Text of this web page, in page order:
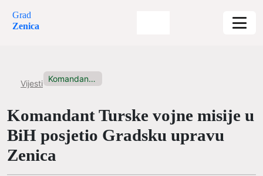
Grad
Zenica
Vijesti Komandant Turske vojne misije u...
Komandant Turske vojne misije u
BiH posjetio Gradsku upravu
Zenica